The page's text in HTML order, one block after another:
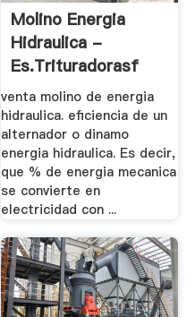
Molino Energia
Hidraulica -
Es.trituradorasf
venta molino de energia
hidraulica. eficiencia de un
alternador o dinamo
energia hidraulica. Es decir,
que % de energia mecanica
se convierte en
electricidad con ...